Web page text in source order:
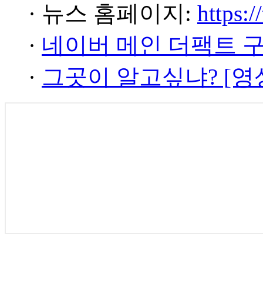
· 뉴스 홈페이지:
· 네이버 메인 더팩트
· 그곳이 알고싶냐? [